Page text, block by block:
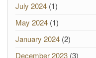
July 2024 (1)
May 2024 (1)
January 2024 (2)
December 2023 (3)